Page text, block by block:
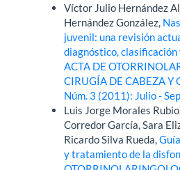
Víctor Julio Hernández
Hernández González,
juvenil: una revisión
diagnóstico,
ACTA DE
CIRUGÍA DE CABEZA Y
Núm. 3 (2011): Julio -
Luis Jorge Morales
Corredor García, Sara
Ricardo Silva Rueda,
y tratamiento de la